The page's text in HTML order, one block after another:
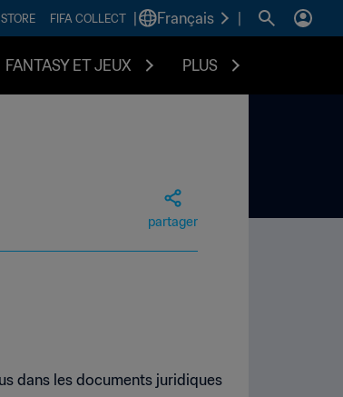
FIFA COLLECT Français
FANTASY ET JEUX PLUS
partager
dans les documents juridiques